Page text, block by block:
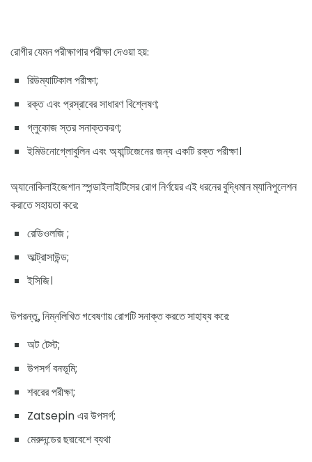
রোগীর যেমন পরীক্ষাগার পরীক্ষা দেওয়া হয়:
রিউম্যাটিকাল পরীক্ষা;
রক্ত এবং প্রস্রাবের সাধারণ বিশ্লেষণ;
গ্লুকোজ স্তর সনাক্তকরণ;
ইমিউনোগ্লোবুলিন এবং অ্যান্টিজেনের জন্য একটি রক্ত ​​পরীক্ষা।
অ্যানোকিলাইজেশান স্পন্ডাইলাইটিসের রোগ নির্ণয়ের এই ধরনের বুদ্ধিমান ম্যানিপুলেশন
করাতে সহায়তা করে:
রেডিওলজি ;
আল্ট্রাসাউন্ড;
ইসিজি।
উপরন্তু, নিম্নলিখিত গবেষণায় রোগটি সনাক্ত করতে সাহায্য করে:
অট টেস্ট;
উপসর্গ বনভূমি;
শবরের পরীক্ষা;
Zatsepin এর উপসর্গ;
মেরুদন্ডের ছদ্মবেশে ব্যথা